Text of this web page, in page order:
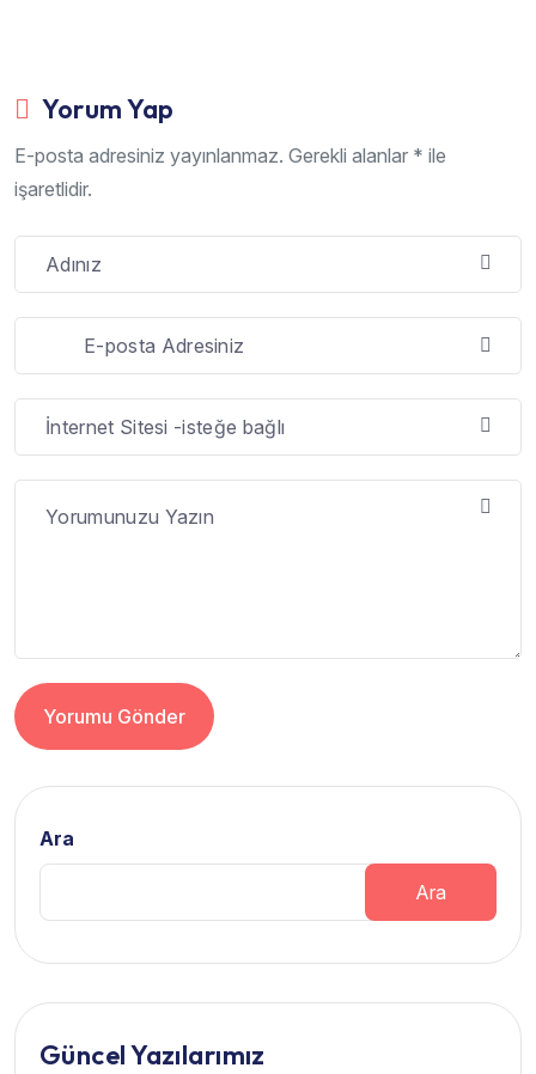
Yorum Yap
E-posta adresiniz yayınlanmaz. Gerekli alanlar * ile
işaretlidir.
Yorumu Gönder
Ara
Ara
Güncel Yazılarımız